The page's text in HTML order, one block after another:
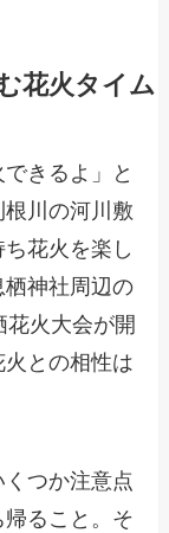
花火タイム
きるよ」と
川の河川敷
花火を楽し
神社周辺の
火大会が開
との相性は
つか注意点
ること。そ